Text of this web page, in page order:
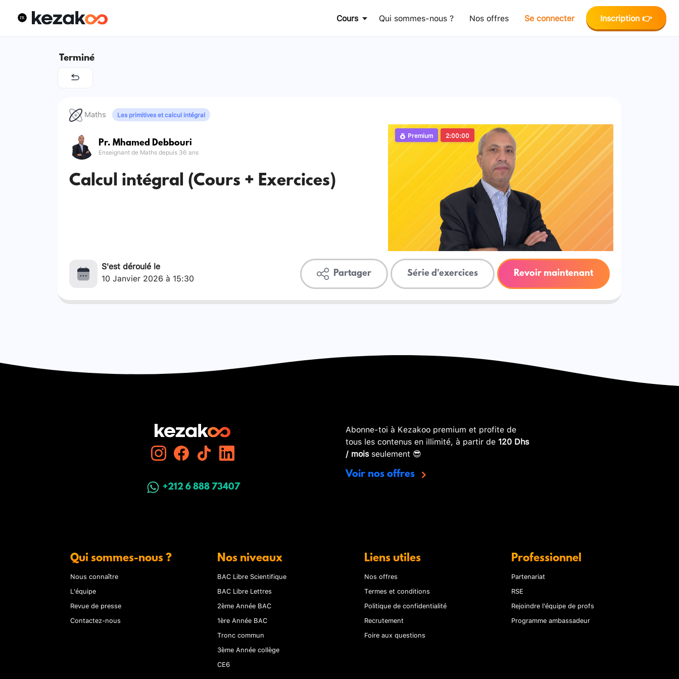
Cours Qui sommes-nous ? Nos offres Se connecter Inscription 👉
Terminé
Maths Les primitives et calcul intégral
Pr. Mhamed Debbouri
Enseignant de Maths depuis 36 ans
Calcul intégral (Cours + Exercices)
Premium 2:00:00
S'est déroulé le
10 Janvier 2026 à 15:30
Partager Série d'exercices Revoir maintenant
+212 6 888 73407
Abonne-toi à Kezakoo premium et profite de
tous les contenus en illimité, à partir de 120 Dhs
/ moisseulement 😎
Voir nos offres
Qui sommes-nous ?
Nous connaître
L'équipe
Revue de presse
Contactez-nous
Nos niveaux
BAC Libre Scientifique
BAC Libre Lettres
2ème Année BAC
1ère Année BAC
Tronc commun
3ème Année collège
CE6
Liens utiles
Nos offres
Termes et conditions
Politique de confidentialité
Recrutement
Foire aux questions
Professionnel
Partenariat
RSE
Rejoindre l'équipe de profs
Programme ambassadeur